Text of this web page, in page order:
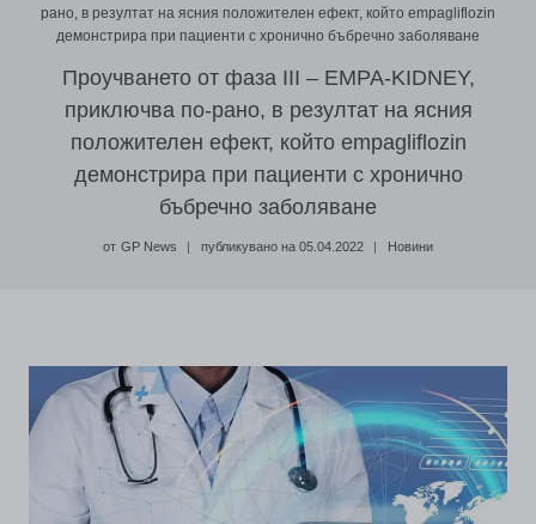
рано, в резултат на ясния положителен ефект, който еmpagliflozin
демонстрира при пациенти с хронично бъбречно заболяване
Проучването от фаза III – EMPA-KIDNEY,
приключва по-рано, в резултат на ясния
положителен ефект, който еmpagliflozin
демонстрира при пациенти с хронично
бъбречно заболяване
от GP News публикувано на 05.04.2022 Новини